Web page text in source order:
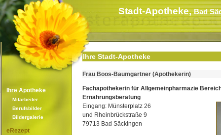
Stadt-Apotheke,Bad
Ihre Apotheke
Mitarbeiter
Berufsbilder
Bildergalerie
eRezept
Ihre Stadt-Apotheke
Frau Boos-Baumgartner (Apothekerin)
Fachapothekerin für Allgemeinpharmazie
Ernährungsberatung
Eingang: Münsterplatz 26
und Rheinbrückstraße 9
79713 Bad Säckingen